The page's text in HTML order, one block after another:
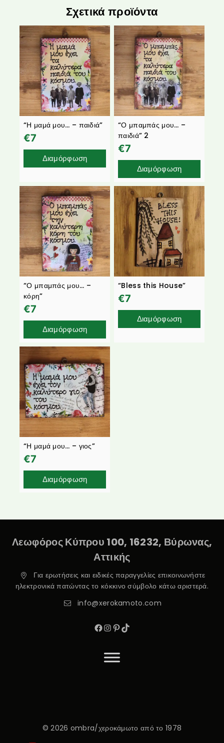
Σχετικά προϊόντα
“Η μαμά μου… – παιδιά”
€7
Διαμόρφωση
“Ο μπαμπάς μου… –
παιδιά” 2
€7
Διαμόρφωση
“Ο μπαμπάς μου… –
κόρη”
€7
Διαμόρφωση
“Bless this House”
€7
Διαμόρφωση
“Η μαμά μου… – γιος”
€7
Διαμόρφωση
Λεωφόρος Κύπρου 100, 16232, Βύρωνας,
Αττικής
Για ερωτήσεις και ειδικές παραγγελίες επικοινωνήστε
ηλεκτρονικά πατώντας το κόκκινο σύμβολο κάτω αριστερά.
info@xerokamoto.com
© 2026 ombra/χεροκάμωτο από το 1978